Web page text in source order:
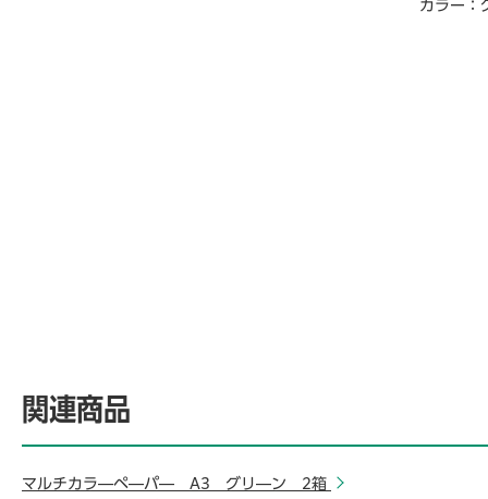
カラー：
関連商品
マルチカラ―ペ―パ― A3 グリ―ン 2箱